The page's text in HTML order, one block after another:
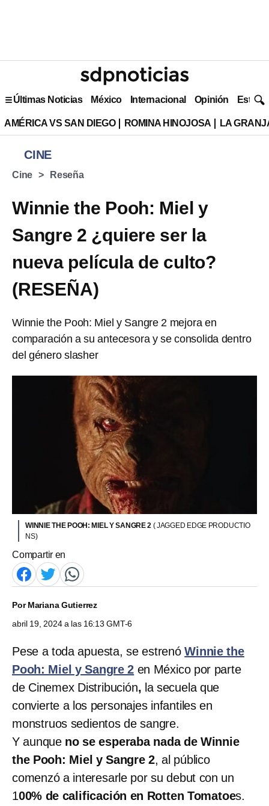
Últimas Noticias México Internacional Opinión Estilo
AMÉRICA VS SAN DIEGO ROMINA HINOJOSA LA
CINE
Cine Reseña
Winnie the Pooh: Miel y
Sangre 2 ¿quiere ser la
nueva película de culto?
(RESEÑA)
Winnie the Pooh: Miel y Sangre 2 mejora en
comparación a su antecesora y se consolida dentro
del género slasher
WINNIE THE POOH: MIEL Y SANGRE 2 ( JAGGED EDGE PRODUCTIO
NS)
Compartir en
PorMariana Gutierrez
abril 19, 2024 a las 16:13 GMT-6
Pese a toda apuesta, se estrenóWinnie the
Pooh: Miel y Sangre 2 en México por parte
de Cinemex Distribución, la secuela que
convierte a los personajes infantiles en
monstruos sedientos de sangre.
Y aunque no se esperaba nada de Winnie
the Pooh: Miel y Sangre 2, al público
comenzó a interesarle por su debut con un
100% de calificación en Rotten Tomatoes.